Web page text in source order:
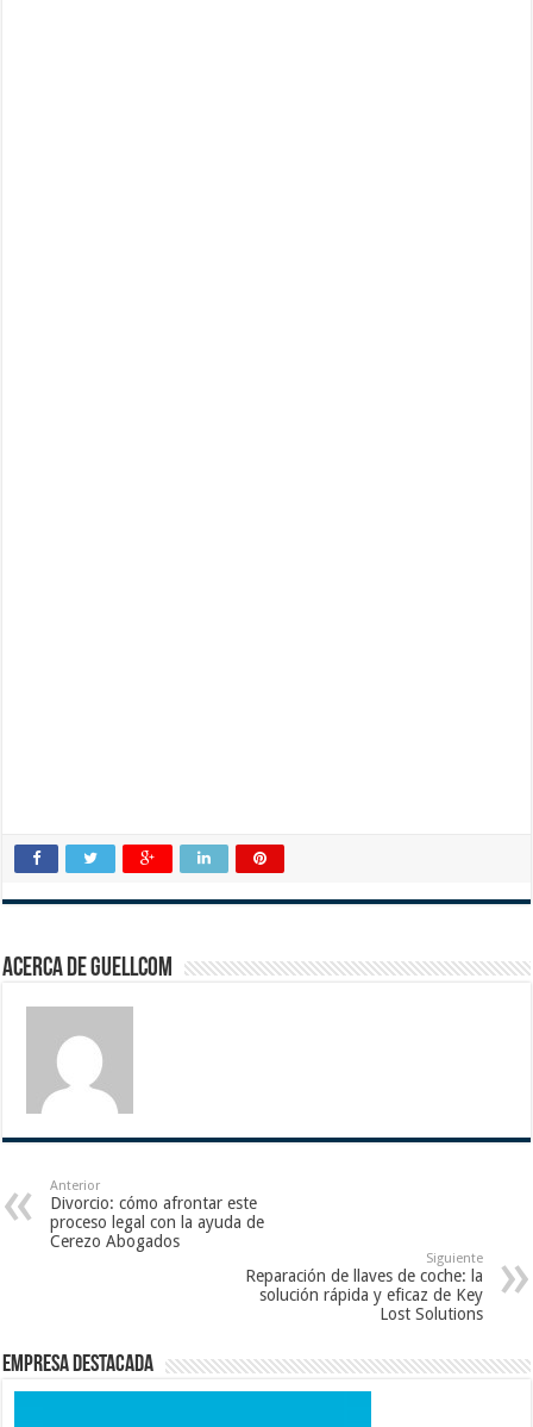
Acerca de guellcom
Anterior
Divorcio: cómo afrontar este
proceso legal con la ayuda de
Cerezo Abogados
Siguiente
Reparación de llaves de coche: la
solución rápida y eficaz de Key
Lost Solutions
Empresa destacada